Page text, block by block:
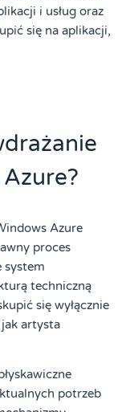
i usług oraz
się na aplikacji,
Azure
proces
system
techniczną
się wyłącznie
artysta
potrzeb